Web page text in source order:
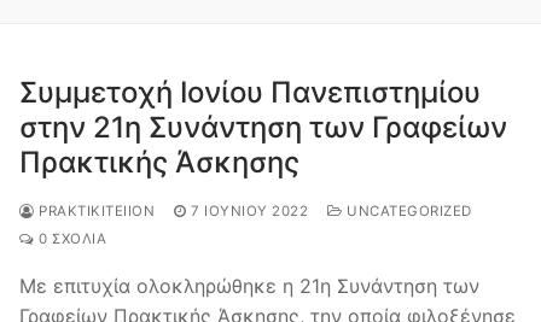
Συμμετοχή Ιονίου Πανεπιστημίου
στην 21η Συνάντηση των Γραφείων
Πρακτικής Άσκησης
PRAKTIKITEIION 7 ΙΟΥΝΊΟΥ 2022
UNCATEGORIZED
0 ΣΧΌΛΙΑ
Με επιτυχία ολοκληρώθηκε η 21η Συνάντηση των
Γραφείων Πρακτικής Άσκησης, την οποία φιλοξένησε